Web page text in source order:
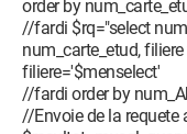
order by
//fardi $rq="select
num_carte_etud,
filiere='$menselect'
//fardi order by
//Envoie de la requete